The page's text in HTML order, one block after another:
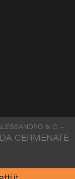
& C. –
CERMENATE